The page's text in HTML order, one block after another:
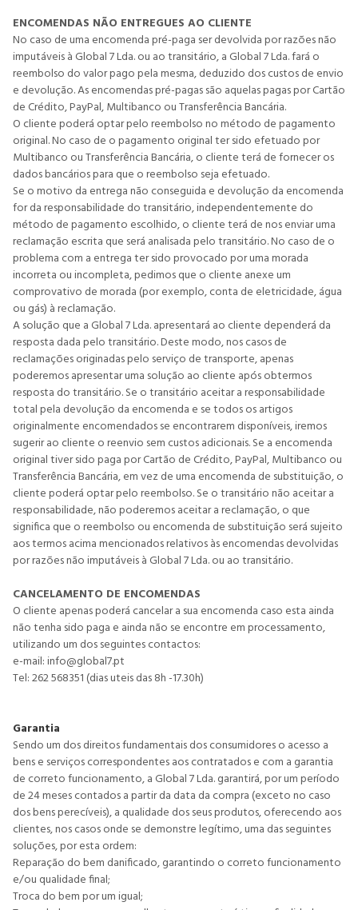
ENCOMENDAS NÃO ENTREGUES AO CLIENTE
No caso de uma encomenda pré-paga ser devolvida por razões não
imputáveis à Global 7 Lda. ou ao transitário, a Global 7 Lda. fará o
reembolso do valor pago pela mesma, deduzido dos custos de envio
e devolução. As encomendas pré-pagas são aquelas pagas por Cartão
de Crédito, PayPal, Multibanco ou Transferência Bancária.
O cliente poderá optar pelo reembolso no método de pagamento
original. No caso de o pagamento original ter sido efetuado por
Multibanco ou Transferência Bancária, o cliente terá de fornecer os
dados bancários para que o reembolso seja efetuado.
Se o motivo da entrega não conseguida e devolução da encomenda
for da responsabilidade do transitário, independentemente do
método de pagamento escolhido, o cliente terá de nos enviar uma
reclamação escrita que será analisada pelo transitário. No caso de o
problema com a entrega ter sido provocado por uma morada
incorreta ou incompleta, pedimos que o cliente anexe um
comprovativo de morada (por exemplo, conta de eletricidade, água
ou gás) à reclamação.
A solução que a Global 7 Lda. apresentará ao cliente dependerá da
resposta dada pelo transitário. Deste modo, nos casos de
reclamações originadas pelo serviço de transporte, apenas
poderemos apresentar uma solução ao cliente após obtermos
resposta do transitário. Se o transitário aceitar a responsabilidade
total pela devolução da encomenda e se todos os artigos
originalmente encomendados se encontrarem disponíveis, iremos
sugerir ao cliente o reenvio sem custos adicionais. Se a encomenda
original tiver sido paga por Cartão de Crédito, PayPal, Multibanco ou
Transferência Bancária, em vez de uma encomenda de substituição, o
cliente poderá optar pelo reembolso. Se o transitário não aceitar a
responsabilidade, não poderemos aceitar a reclamação, o que
significa que o reembolso ou encomenda de substituição será sujeito
aos termos acima mencionados relativos às encomendas devolvidas
por razões não imputáveis à Global 7 Lda. ou ao transitário.
CANCELAMENTO DE ENCOMENDAS
O cliente apenas poderá cancelar a sua encomenda caso esta ainda
não tenha sido paga e ainda não se encontre em processamento,
utilizando um dos seguintes contactos:
e-mail:info@global7.pt
Tel: 262 568351 (dias uteis das 8h -17.30h)
Garantia
Sendo um dos direitos fundamentais dos consumidores o acesso a
bens e serviços correspondentes aos contratados e com a garantia
de correto funcionamento, a Global 7 Lda. garantirá, por um período
de 24 meses contados a partir da data da compra (exceto no caso
dos bens perecíveis), a qualidade dos seus produtos, oferecendo aos
clientes, nos casos onde se demonstre legítimo, uma das seguintes
soluções, por esta ordem:
Reparação do bem danificado, garantindo o correto funcionamento
e/ou qualidade final;
Troca do bem por um igual;